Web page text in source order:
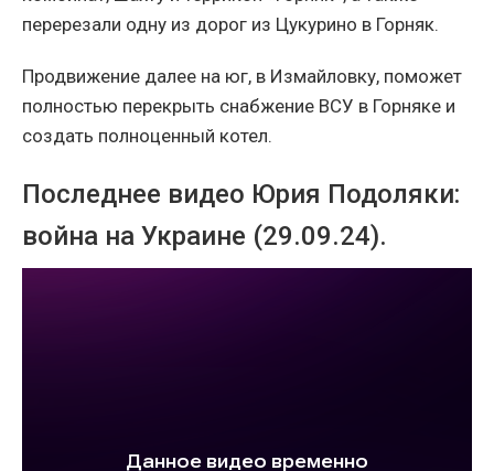
перерезали одну из дорог из Цукурино в Горняк.
Продвижение далее на юг, в Измайловку, поможет
полностью перекрыть снабжение ВСУ в Горняке и
создать полноценный котел.
Последнее видео Юрия Подоляки:
война на Украине (29.09.24).